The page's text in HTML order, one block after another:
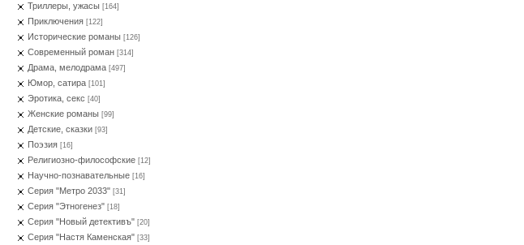
Триллеры, ужасы [164]
Приключения [122]
Исторические романы [126]
Современный роман [314]
Драма, мелодрама [497]
Юмор, сатира [101]
Эротика, секс [40]
Женские романы [99]
Детские, сказки [93]
Поэзия [16]
Религиозно-философские [12]
Научно-познавательные [16]
Серия "Метро 2033" [31]
Серия "Этногенез" [18]
Серия "Новый детективъ" [20]
Серия "Настя Каменская" [33]